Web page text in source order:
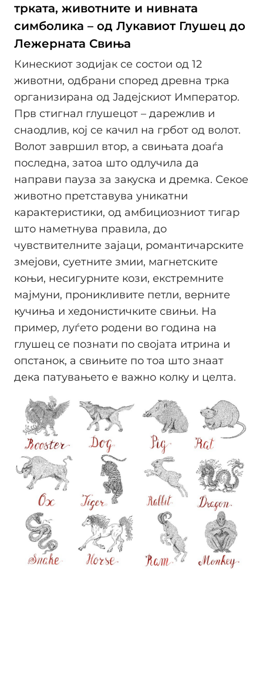
трката, животните и нивната
симболика – од Лукавиот Глушец до
Лежерната Свиња
Кинескиот зодијак се состои од 12
животни, одбрани според древна трка
организирана од Јадејскиот Император.
Прв стигнал глушецот – дарежлив и
снаодлив, кој се качил на грбот од волот.
Волот завршил втор, а свињата доаѓа
последна, затоа што одлучила да
направи пауза за закуска и дремка. Секое
животно претставува уникатни
карактеристики, од амбициозниот тигар
што наметнува правила, до
чувствителните зајаци, романтичарските
змејови, суетните змии, магнетските
коњи, несигурните кози, екстремните
мајмуни, проникливите петли, верните
кучиња и хедонистичките свињи. На
пример, луѓето родени во година на
глушец се познати по својата итрина и
опстанок, а свињите по тоа што знаат
дека патувањето е важно колку и целта.